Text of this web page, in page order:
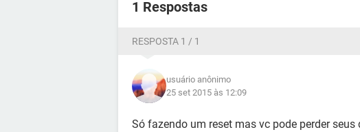
1 Respostas
RESPOSTA 1 / 1
usuário anônimo
25 set 2015 às 12:09
Só fazendo um reset mas vc pode perder seus